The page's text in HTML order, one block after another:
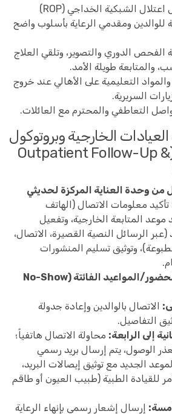
شرح طبيعة مرض اعتلال الشبكية الخداجي (ROP)
للوالدين ومقدمي الرعاية بأسلوب واضح
الفحص الدوري والتصوير، وتلقي العلاج
والمتابعة طويلة الأمد.
التعليمية على الأهالي عند خروج
السريرية.
التعاطفي والمحترم مع العائلات.
الخارجية وبروتوكول
المواعيد الفائتة (Outpatient Follow-Up &
وحدة العناية المركزة لحديثي
تأكيد معلومات الاتصال (الهاتف
موعد المتابعة الخارجية، وتفعيل
(عبر الرسائل النصية القصيرة، الاتصال،
وتوثيق تسليم المنشورات
بروتوكول عدم الحضور/المواعيد الفائتة (No-Show
الاتصال بالوالدين وإعادة جدولة
التفاصيل.
إلى الرابعة: محاولة الاتصال هاتفياً؛
الوصول، يتم إرسال بريد رسمي
الجديد مع توثيق إيصالات البريد،
للقيادة الطبية (طبيب العيون أو طاقم
إرسال إشعار رسمي بإنهاء الرعاية